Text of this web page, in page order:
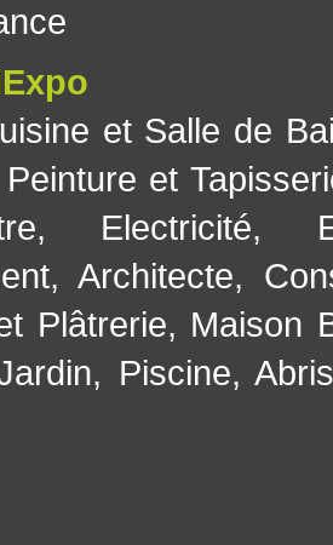
et Salle de
Peinture et
, Electricité,
, Architecte,
Plâtrerie, Maison
, Piscine,